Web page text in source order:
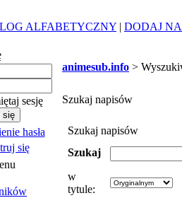
ALFABETYCZNY | DODAJ
sesję
hasła
się
animesub.info >
Szukaj napisów
Szukaj napisów
Szukaj
w
tytule: